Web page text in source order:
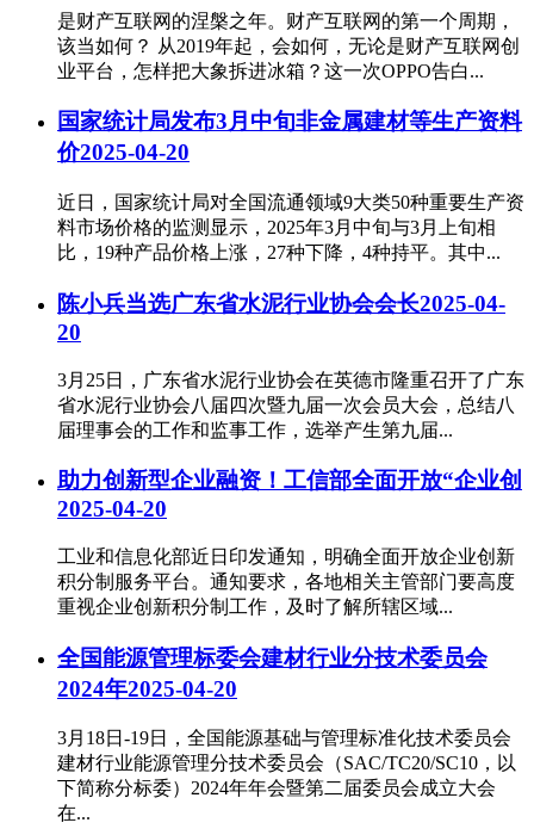
是财产互联网的涅槃之年。财产互联网的第一个周期，
该当如何？ 从2019年起，会如何，无论是财产互联网创
业平台，怎样把大象拆进冰箱？这一次OPPO告白...
国家统计局发布3月中旬非金属建材等生产资料
价2025-04-20
近日，国家统计局对全国流通领域9大类50种重要生产资
料市场价格的监测显示，2025年3月中旬与3月上旬相
比，19种产品价格上涨，27种下降，4种持平。其中...
陈小兵当选广东省水泥行业协会会长2025-04-
20
3月25日，广东省水泥行业协会在英德市隆重召开了广东
省水泥行业协会八届四次暨九届一次会员大会，总结八
届理事会的工作和监事工作，选举产生第九届...
助力创新型企业融资！工信部全面开放“企业创
2025-04-20
工业和信息化部近日印发通知，明确全面开放企业创新
积分制服务平台。通知要求，各地相关主管部门要高度
重视企业创新积分制工作，及时了解所辖区域...
全国能源管理标委会建材行业分技术委员会
2024年2025-04-20
3月18日-19日，全国能源基础与管理标准化技术委员会
建材行业能源管理分技术委员会（SAC/TC20/SC10，以
下简称分标委）2024年年会暨第二届委员会成立大会
在...